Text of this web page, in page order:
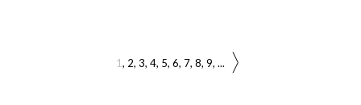
1 2 3 4 5 6 7 8 9 ...